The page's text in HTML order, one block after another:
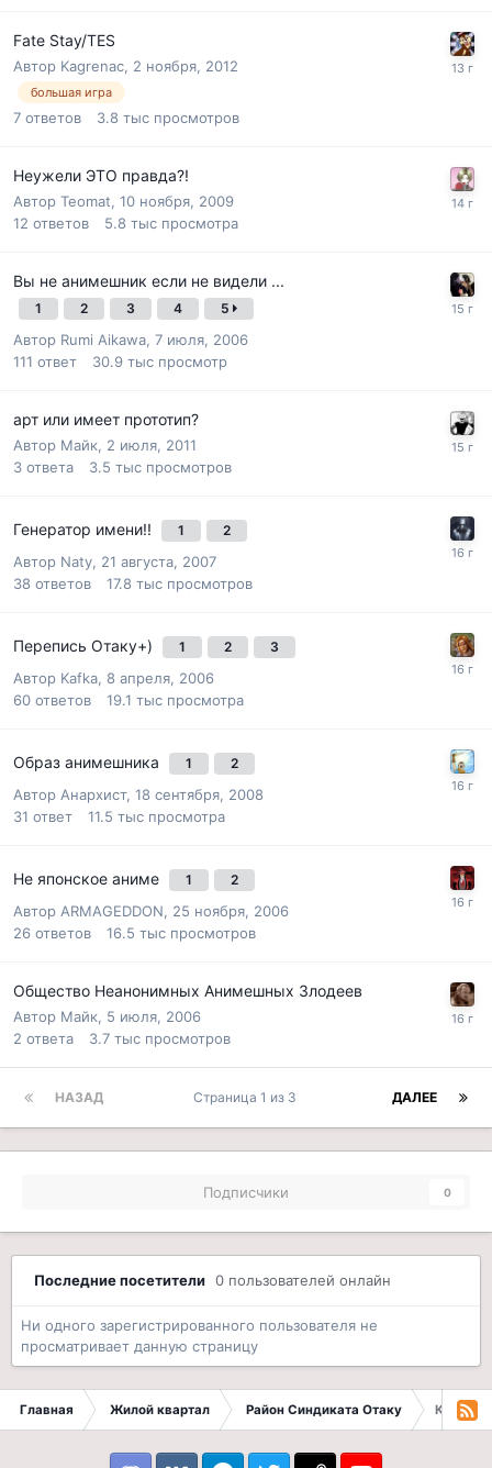
Fate Stay/TES
Автор Kagrenac, 2 ноября, 2012
большая игра
7 ответов 3.8 тыс просмотров
Неужели ЭТО правда?!
Автор Teomat, 10 ноября, 2009
12 ответов 5.8 тыс просмотра
Вы не анимешник если не видели ...
1 2 3 4 5
Автор Rumi Aikawa, 7 июля, 2006
111 ответ 30.9 тыс просмотр
арт или имеет прототип?
Автор Майк, 2 июля, 2011
3 ответа 3.5 тыс просмотров
Генератор имени!! 1 2
Автор Naty, 21 августа, 2007
38 ответов 17.8 тыс просмотров
Перепись Отаку+) 1 2 3
Автор Kafka, 8 апреля, 2006
60 ответов 19.1 тыс просмотра
Образ анимешника 1 2
Автор Анархист, 18 сентября, 2008
31 ответ 11.5 тыс просмотра
Не японское аниме 1 2
Автор ARMAGEDDON, 25 ноября, 2006
26 ответов 16.5 тыс просмотров
Общество Неанонимных Анимешных Злодеев
Автор Майк, 5 июля, 2006
2 ответа 3.7 тыс просмотров
НАЗАД ДАЛЕЕ
Страница 1 из 3
Подписчики 0
Последние посетители 0 пользователей онлайн
Ни одного зарегистрированного пользователя не
просматривает данную страницу
Главная Жилой квартал Район Синдиката Отаку Кафе